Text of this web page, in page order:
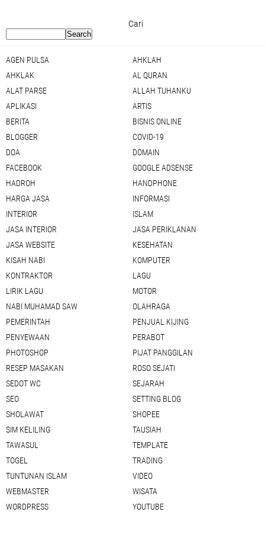
Cari
AGEN PULSA
AHKLAH
AHKLAK
AL QURAN
ALAT PARSE
ALLAH TUHANKU
APLIKASI
ARTIS
BERITA
BISNIS ONLINE
BLOGGER
COVID-19
DOA
DOMAIN
FACEBOOK
GOOGLE ADSENSE
HADROH
HANDPHONE
HARGA JASA
INFORMASI
INTERIOR
ISLAM
JASA INTERIOR
JASA PERIKLANAN
JASA WEBSITE
KESEHATAN
KISAH NABI
KOMPUTER
KONTRAKTOR
LAGU
LIRIK LAGU
MOTOR
NABI MUHAMAD SAW
OLAHRAGA
PEMERINTAH
PENJUAL KIJING
PENYEWAAN
PERABOT
PHOTOSHOP
PIJAT PANGGILAN
RESEP MASAKAN
ROSO SEJATI
SEDOT WC
SEJARAH
SEO
SETTING BLOG
SHOLAWAT
SHOPEE
SIM KELILING
TAUSIAH
TAWASUL
TEMPLATE
TOGEL
TRADING
TUNTUNAN ISLAM
VIDEO
WEBMASTER
WISATA
WORDPRESS
YOUTUBE